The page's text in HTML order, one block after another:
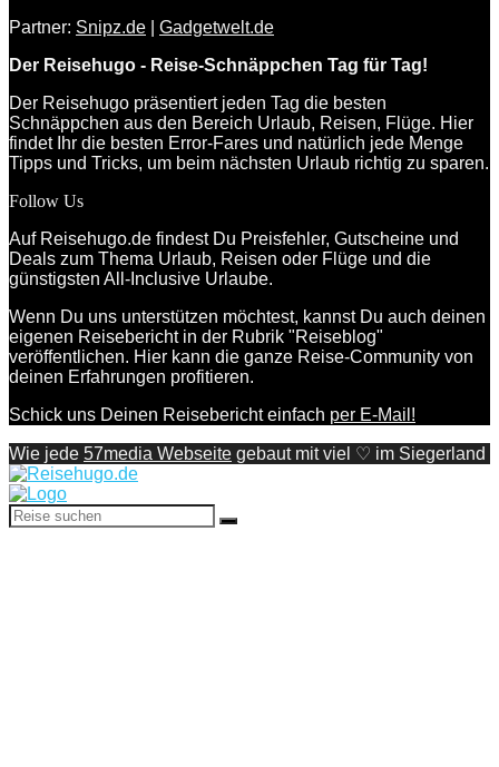
Partner: Snipz.de
Gadgetwelt.de
Der Reisehugo - Reise-Schnäppchen Tag für Tag!
Der Reisehugo präsentiert jeden Tag die besten
Schnäppchen aus den Bereich Urlaub, Reisen, Flüge. Hier
findet Ihr die besten Error-Fares und natürlich jede Menge
Tipps und Tricks, um beim nächsten Urlaub richtig zu sparen.
Follow Us
Auf Reisehugo.de findest Du Preisfehler, Gutscheine und
Deals zum Thema Urlaub, Reisen oder Flüge und die
günstigsten All-Inclusive Urlaube.
Wenn Du uns unterstützen möchtest, kannst Du auch deinen
eigenen Reisebericht in der Rubrik "Reiseblog"
veröffentlichen. Hier kann die ganze Reise-Community von
deinen Erfahrungen profitieren.
Schick uns Deinen Reisebericht einfach per E-Mail!
Wie jede 57media Webseite gebaut mit viel ♡ im Siegerland